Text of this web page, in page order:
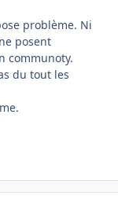
problème. Ni
posent
communoty.
du tout les